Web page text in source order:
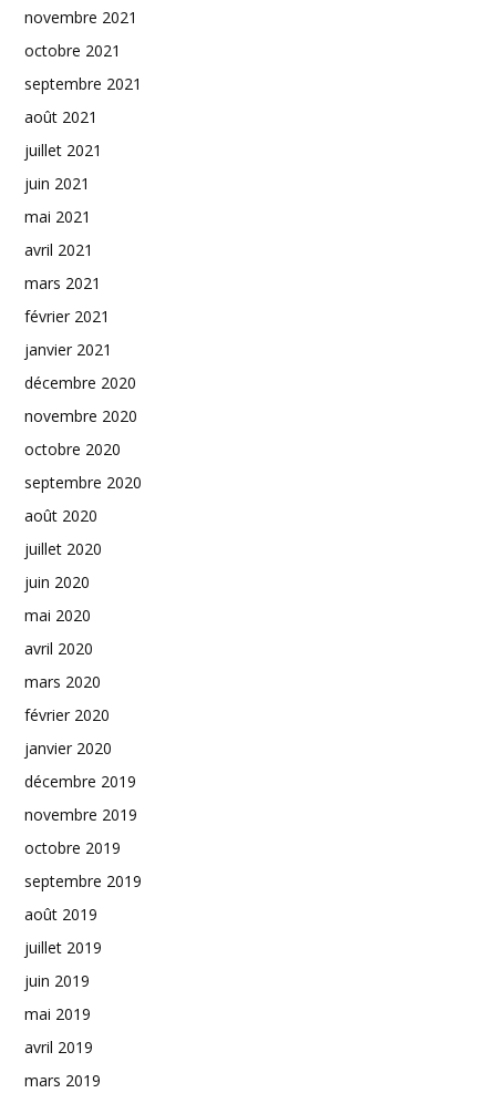
novembre 2021
octobre 2021
septembre 2021
août 2021
juillet 2021
juin 2021
mai 2021
avril 2021
mars 2021
février 2021
janvier 2021
décembre 2020
novembre 2020
octobre 2020
septembre 2020
août 2020
juillet 2020
juin 2020
mai 2020
avril 2020
mars 2020
février 2020
janvier 2020
décembre 2019
novembre 2019
octobre 2019
septembre 2019
août 2019
juillet 2019
juin 2019
mai 2019
avril 2019
mars 2019